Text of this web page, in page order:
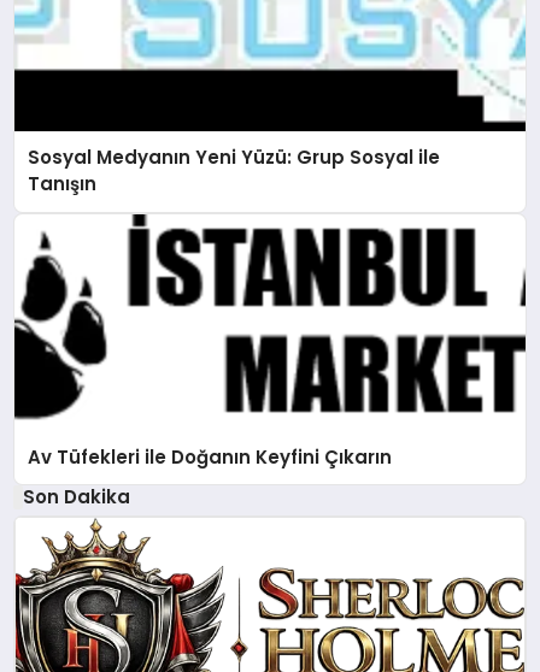
Sosyal Medyanın Yeni Yüzü: Grup Sosyal ile
Tanışın
Av Tüfekleri ile Doğanın Keyfini Çıkarın
Son Dakika